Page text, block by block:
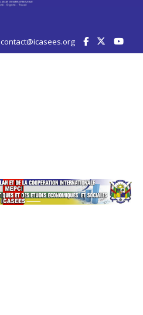
contact@icasees.org